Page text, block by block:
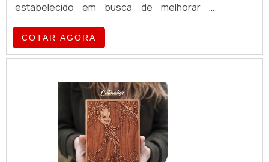
estabelecido em busca de melhorar a
a versatilidade deste equipamento que
permite a gravação e corte em diversos
plástico, tecido, papel, vidro e muitos outros.
O consumidor pode criar peças artesanais
ou peças automotivas, até mesmo gravar em
brindes per.
COTAR AGORA